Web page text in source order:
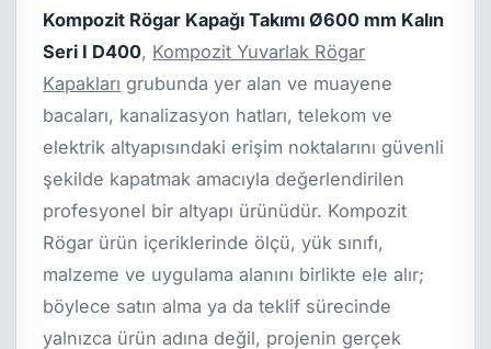
Kompozit Rögar Kapağı Takımı Ø600 mm Kalın
Seri I D400, Kompozit Yuvarlak Rögar
Kapakları grubunda yer alan ve muayene
bacaları, kanalizasyon hatları, telekom ve
elektrik altyapısındaki erişim noktalarını güvenli
şekilde kapatmak amacıyla değerlendirilen
profesyonel bir altyapı ürünüdür. Kompozit
Rögar ürün içeriklerinde ölçü, yük sınıfı,
malzeme ve uygulama alanını birlikte ele alır;
böylece satın alma ya da teklif sürecinde
yalnızca ürün adına değil, projenin gerçek